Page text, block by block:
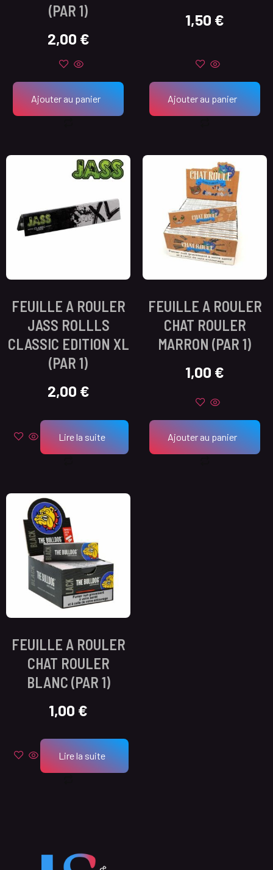
(PAR 1)
2,00 €
Ajouter au panier
1,50 €
Ajouter au panier
FEUILLE A ROULER
JASS ROLLLS
CLASSIC EDITION XL
(PAR 1)
2,00 €
Lire la suite
FEUILLE A ROULER
CHAT ROULER
MARRON (PAR 1)
1,00 €
Ajouter au panier
FEUILLE A ROULER
CHAT ROULER
BLANC (PAR 1)
1,00 €
Lire la suite